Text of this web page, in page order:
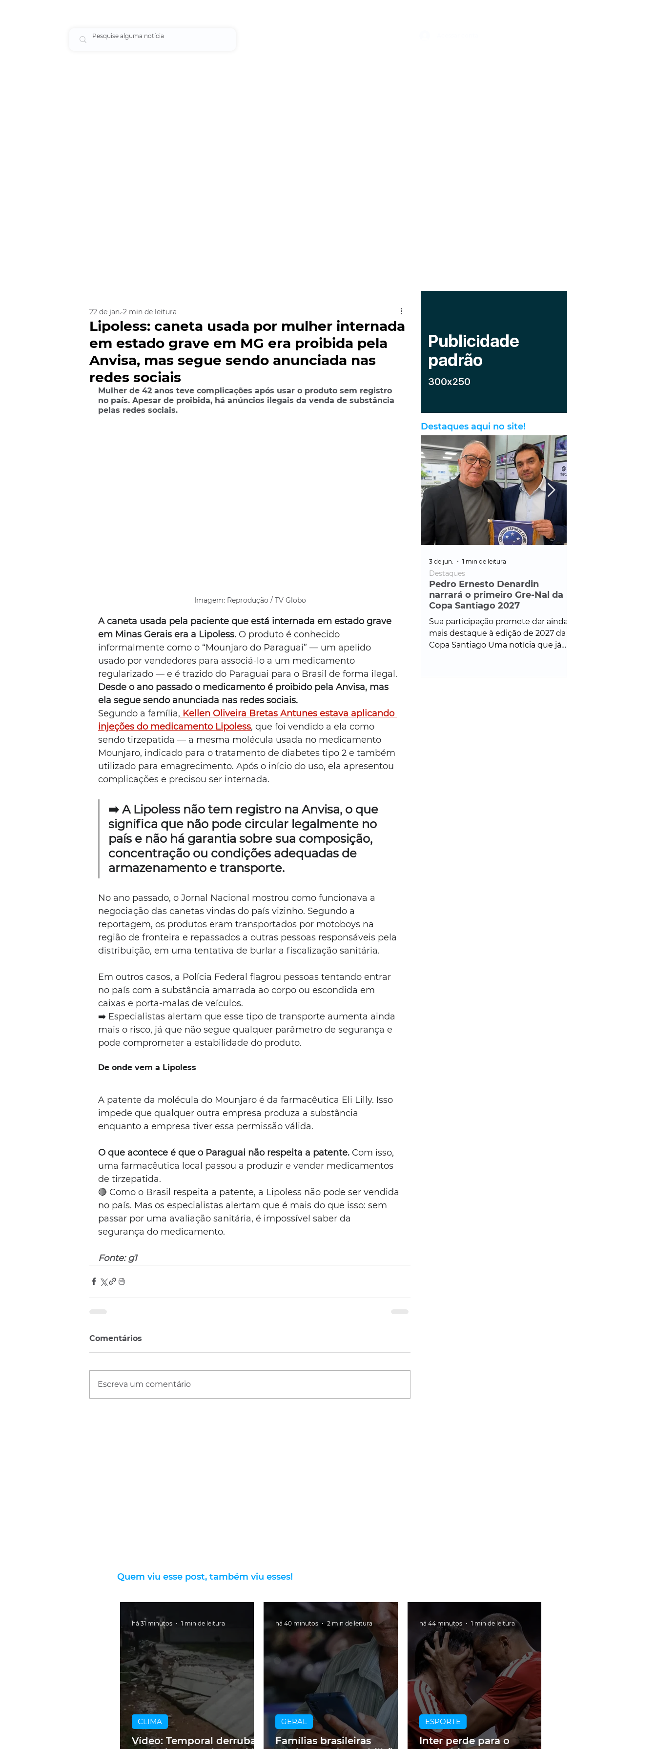
Lipoless: caneta usada por mulher internada
em estado grave em MG era proibida pela
Anvisa, mas segue sendo anunciada nas
redes sociais
22 de jan. 2 min de leitura
Mulher de 42 anos teve complicações após usar o produto sem registro
no país. Apesar de proibida, há anúncios ilegais da venda de substância
pelas redes sociais.
Imagem: Reprodução / TV Globo
A caneta usada pela paciente que está internada em estado grave
em Minas Gerais era a Lipoless. O produto é conhecido
informalmente como o “Mounjaro do Paraguai” — um apelido
usado por vendedores para associá-lo a um medicamento
regularizado — e é trazido do Paraguai para o Brasil de forma ilegal.
Desde o ano passado o medicamento é proibido pela Anvisa, mas
ela segue sendo anunciada nas redes sociais.
Segundo a família, Kellen Oliveira Bretas Antunes estava aplicando
injeções do medicamento Lipoless, que foi vendido a ela como
sendo tirzepatida — a mesma molécula usada no medicamento
Mounjaro, indicado para o tratamento de diabetes tipo 2 e também
utilizado para emagrecimento. Após o início do uso, ela apresentou
complicações e precisou ser internada.
➡️ A Lipoless não tem registro na Anvisa, o que
significa que não pode circular legalmente no
país e não há garantia sobre sua composição,
concentração ou condições adequadas de
armazenamento e transporte.
No ano passado, o Jornal Nacional mostrou como funcionava a
negociação das canetas vindas do país vizinho. Segundo a
reportagem, os produtos eram transportados por motoboys na
região de fronteira e repassados a outras pessoas responsáveis pela
distribuição, em uma tentativa de burlar a fiscalização sanitária.
Em outros casos, a Polícia Federal flagrou pessoas tentando entrar
no país com a substância amarrada ao corpo ou escondida em
caixas e porta-malas de veículos.
➡️ Especialistas alertam que esse tipo de transporte aumenta ainda
mais o risco, já que não segue qualquer parâmetro de segurança e
pode comprometer a estabilidade do produto.
De onde vem a Lipoless
A patente da molécula do Mounjaro é da farmacêutica Eli Lilly. Isso
impede que qualquer outra empresa produza a substância
enquanto a empresa tiver essa permissão válida.
O que acontece é que o Paraguai não respeita a patente. Com isso,
uma farmacêutica local passou a produzir e vender medicamentos
de tirzepatida.
🔴 Como o Brasil respeita a patente, a Lipoless não pode ser vendida
no país. Mas os especialistas alertam que é mais do que isso: sem
passar por uma avaliação sanitária, é impossível saber da
segurança do medicamento.
Fonte: g1
Comentários
Escreva um comentário
Destaques aqui no site!
Pedro Ernesto Denardin
narrará o primeiro Gre-Nal da
Copa Santiago 2027
Sua participação promete dar ainda
mais destaque à edição de 2027 da
Copa Santiago Uma notícia que já
Destaques
3 de jun. 1 min de leitura
Quem viu esse post, também viu esses!
Vídeo: Temporal derruba
CLIMA
há 31 minutos 1 min de leitura
Famílias brasileiras
GERAL
há 40 minutos 2 min de leitura
Inter perde para o
ESPORTE
há 44 minutos 1 min de leitura